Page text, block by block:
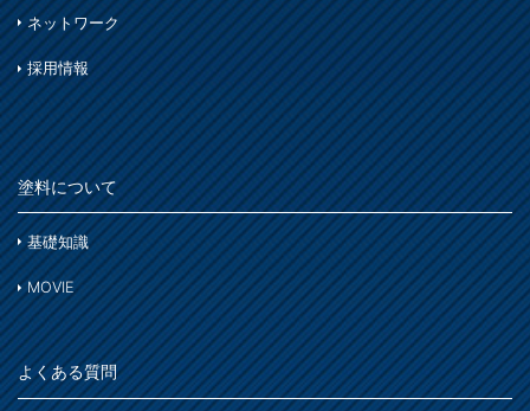
石材・タイル
木部
コンクリート基礎
門扉・手すり・ドア・雨戸
木部
鉄部
アルミ
ステンレス
コンクリート
床・ベランダ・屋上
コンクリート床・アスファルト
窓枠・ドア・棚
木部
鉄部
アルミ
家具・電化製品
木部
ホビー・工作
木部
鉄部
紙・発泡スチロール
トタン屋根
かわら屋根
コンクリート床・アスファルト
外壁・塀
ガーデン木部
木部ステイン・ニス・ワックス
スプレー
は
ま
や
ら
わ
ネットワーク
採用情報
塗料について
基礎知識
MOVIE
よくある質問